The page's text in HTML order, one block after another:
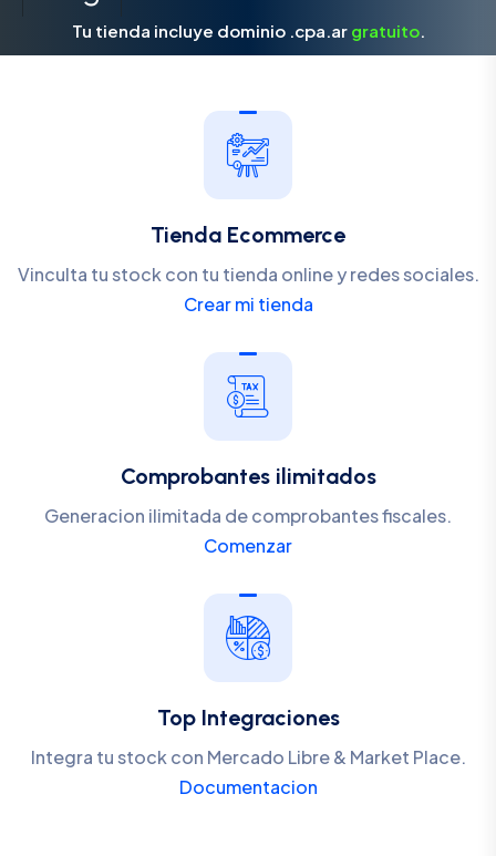
Tu tienda incluye dominio .cpa.ar gratuito.
Tienda Ecommerce
Vinculta tu stock con tu tienda online y redes sociales.
Crear mi tienda
Comprobantes ilimitados
Generacion ilimitada de comprobantes fiscales.
Comenzar
Top Integraciones
Integra tu stock con Mercado Libre & Market Place.
Documentacion